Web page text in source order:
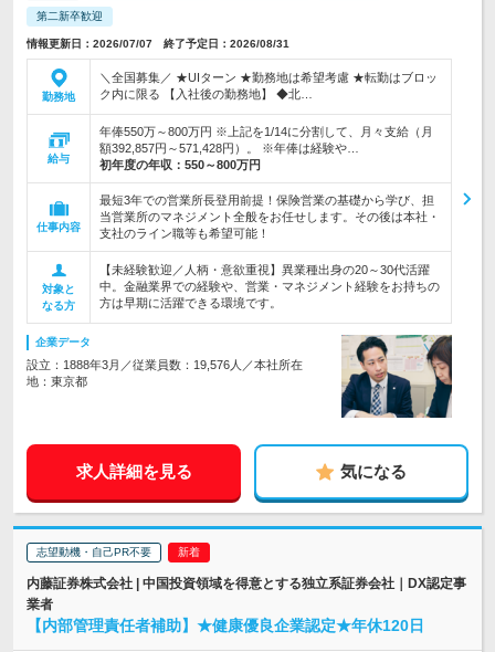
第二新卒歓迎
情報更新日：2026/07/07 終了予定日：2026/08/31
勤務地
＼全国募集／ ★UIターン ★勤務地は希望考慮 ★転勤はブロッ
ク内に限る 【入社後の勤務地】 ◆北…
給与
年俸550万～800万円 ※上記を1/14に分割して、月々支給（月
額392,857円～571,428円）。 ※年俸は経験や…
初年度の年収： 550～800万円
仕事内容
最短3年での営業所長登用前提！保険営業の基礎から学び、担
当営業所のマネジメント全般をお任せします。その後は本社・
支社のライン職等も希望可能！
対象と
なる方
【未経験歓迎／人柄・意欲重視】異業種出身の20～30代活躍
中。金融業界での経験や、営業・マネジメント経験をお持ちの
方は早期に活躍できる環境です。
企業データ
設立：1888年3月／従業員数：19,576人／本社所在
地：東京都
求人詳細を見る 気になる
志望動機・自己PR不要
内藤証券株式会社 | 中国投資領域を得意とする独立系証券会社｜DX認定事
業者
【内部管理責任者補助】★健康優良企業認定★年休120日